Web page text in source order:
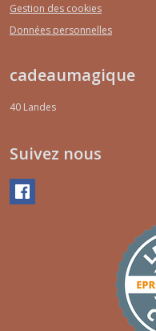
Gestion des cookies
Données personnelles
cadeaumagique
40 Landes
Suivez nous